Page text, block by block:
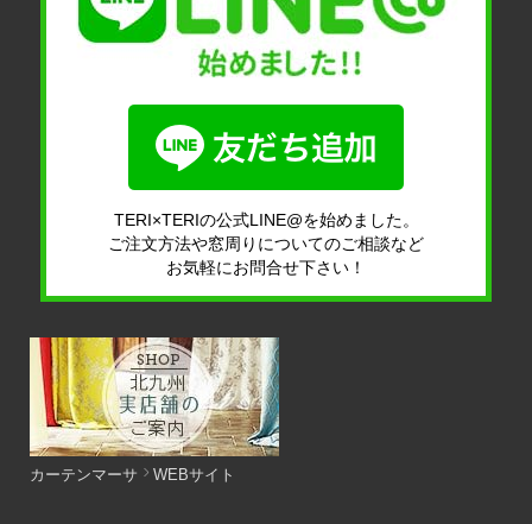
TERI×TERIの公式LINE@を始めました。
ご注文方法や窓周りについてのご相談など
お気軽にお問合せ下さい！
カーテンマーサ WEBサイト